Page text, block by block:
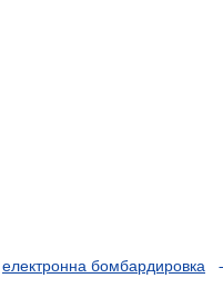
електронна бомбардировка